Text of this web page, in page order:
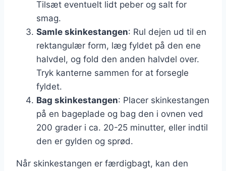
Tilsæt eventuelt lidt peber og salt for
smag.
Samle skinkestangen: Rul dejen ud til en
rektangulær form, læg fyldet på den ene
halvdel, og fold den anden halvdel over.
Tryk kanterne sammen for at forsegle
fyldet.
Bag skinkestangen: Placer skinkestangen
på en bageplade og bag den i ovnen ved
200 grader i ca. 20-25 minutter, eller indtil
den er gylden og sprød.
Når skinkestangen er færdigbagt, kan den